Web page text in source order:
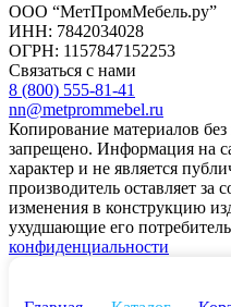
ООО “МетПромМебель.ру”
ИНН: 7842034028
ОГРН: 1157847152253
Связаться с нами
8 (800) 555-81-41
nn@metprommebel.ru
Копирование материалов
запрещено. Информация на
характер и не является
производитель оставляет
изменения в конструкцию
ухудшающие его
конфиденциальности